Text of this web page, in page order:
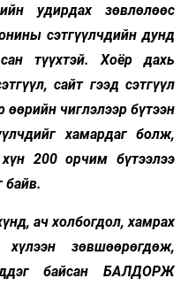
удирдах зөвлөлөөс
сэтгүүлчдийн дунд
түүхтэй. Хоёр дахь
сайт гээд сэтгүүл
өөрийн чиглэлээр бүтээн
хамардаг болж,
200 орчим бүтээлээ
байв.
ач холбогдол, хамрах
зөвшөөрөгдөж,
байсан БАЛДОРЖ